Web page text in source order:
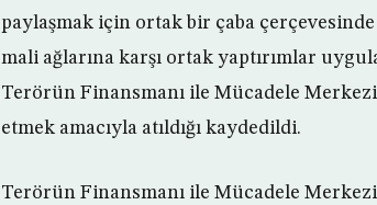
paylaşmak için ortak bir çaba çerçevesinde
mali ağlarına karşı ortak yaptırımlar
Terörün Finansmanı ile Mücadele
etmek amacıyla atıldığı kaydedildi.
Terörün Finansmanı ile Mücadele